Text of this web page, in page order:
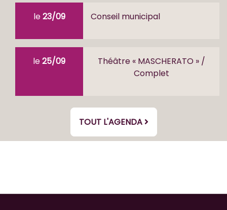
le23/09 Conseil municipal
le25/09
Théâtre « MASCHERATO » /
Complet
TOUT L'AGENDA